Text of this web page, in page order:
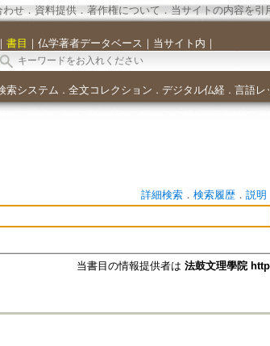
わせ． 資料提供． 著作権について．当サイトの内容を引
｜ 書目 ｜ 仏学著者データベース ｜ 当サイト内 ｜
索システム ． 全文コレクション ． デジタル仏経． 言語レ
詳細検索． 検索履歴． 説明
当書目の情報提供者は 法鼓文理學院